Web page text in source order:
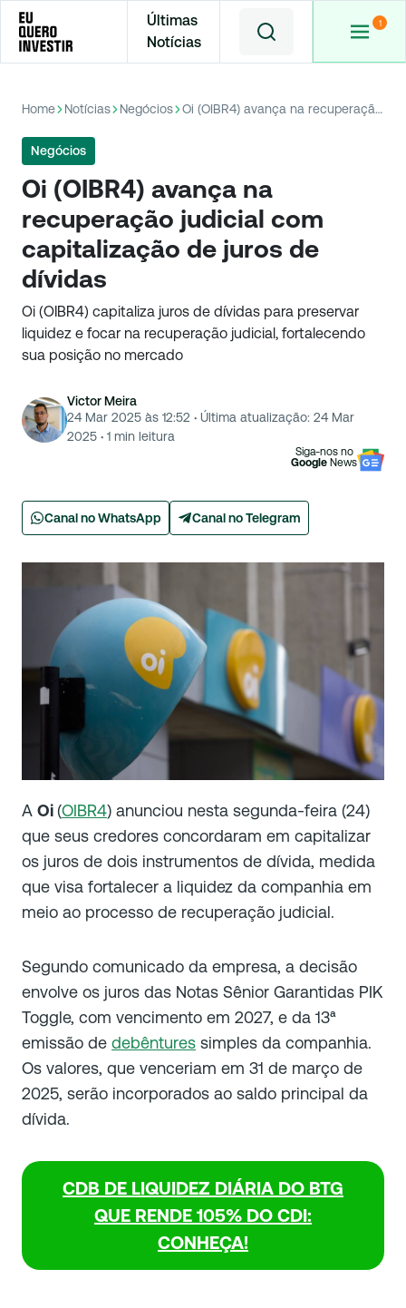
Últimas
Notícias
Home Notícias Negócios Oi (OIBR4) avança na recuperação judicial com capitalização de juros de dívidas
Negócios
Oi (OIBR4) avança na
recuperação judicial com
capitalização de juros de
dívidas
Oi (OIBR4) capitaliza juros de dívidas para preservar
liquidez e focar na recuperação judicial, fortalecendo
sua posição no mercado
Victor Meira
24 Mar 2025 às 12:52 · Última atualização: 24 Mar
2025 · 1 min leitura
Siga-nos no
Google News
Canal no WhatsApp Canal no Telegram
A Oi(OIBR4) anunciou nesta segunda-feira (24)
que seus credores concordaram em capitalizar
os juros de dois instrumentos de dívida, medida
que visa fortalecer a liquidez da companhia em
meio ao processo de recuperação judicial.
Segundo comunicado da empresa, a decisão
envolve os juros das Notas Sênior Garantidas PIK
Toggle, com vencimento em 2027, e da 13ª
emissão de debêntures simples da companhia.
Os valores, que venceriam em 31 de março de
2025, serão incorporados ao saldo principal da
dívida.
CDB DE LIQUIDEZ DIÁRIA DO BTG
QUE RENDE 105% DO CDI:
CONHEÇA!